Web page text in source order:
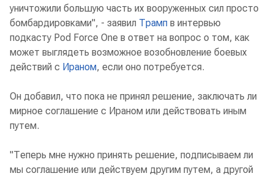
уничтожили большую часть их вооруженных сил просто
бомбардировками", - заявил Трамп в интервью
подкасту Pod Force One в ответ на вопрос о том, как
может выглядеть возможное возобновление боевых
действий с Ираном, если оно потребуется.
Он добавил, что пока не принял решение, заключать ли
мирное соглашение с Ираном или действовать иным
путем.
"Теперь мне нужно принять решение, подписываем ли
мы соглашение или действуем другим путем, а другой